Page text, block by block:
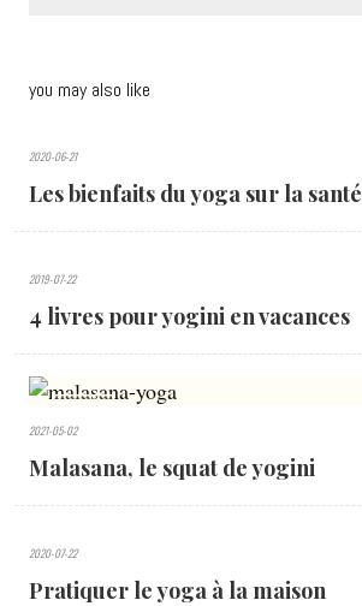
you may also like
2735
VIEWS
2020-06-21
Les bienfaits du yoga sur la santé
2832
VIEWS
2019-07-22
4 livres pour yogini en vacances
VIEWS
2021-05-02
Malasana, le squat de yogini
3489
VIEWS
2020-07-22
Pratiquer le yoga à la maison